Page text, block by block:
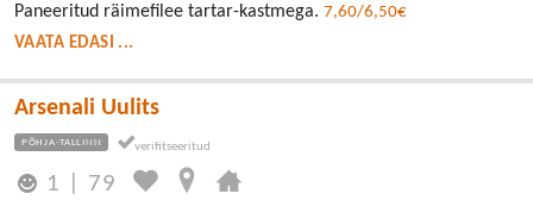
Paneeritud räimefilee tartar-kastmega. 7,60/6,50€
VAATA EDASI ...
Arsenali Uulits
PÕHJA-TALLINN
1 79